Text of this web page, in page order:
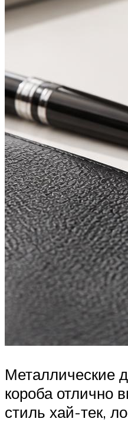
Металлические
короба отлично
стиль хай-тек,